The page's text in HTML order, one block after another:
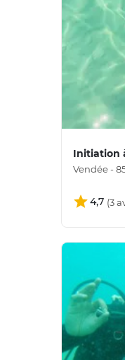
Initiation
Vendée -
4,7